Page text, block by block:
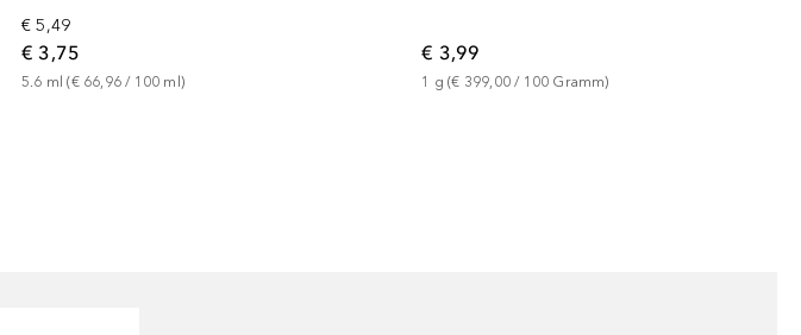
€ 5,49
€ 3,75
5.6 ml (€ 66,96 / 100 ml )
€ 3,99
1 g (€ 399,00 / 100 Gramm)